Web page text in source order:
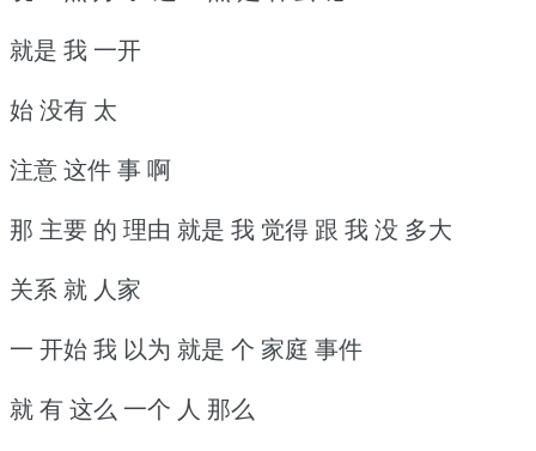
就是 我 一开
始 没有 太
注意 这件 事 啊
那 主要 的 理由 就是 我 觉得 跟 我 没 多大
关系 就 人家
一 开始 我 以为 就是 个 家庭 事件
就 有 这么 一个 人 那么